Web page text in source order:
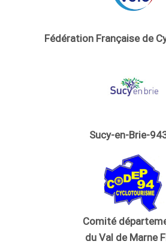
Fédération Française de
Sucy-en-Brie-
Comité
du Val de Marne